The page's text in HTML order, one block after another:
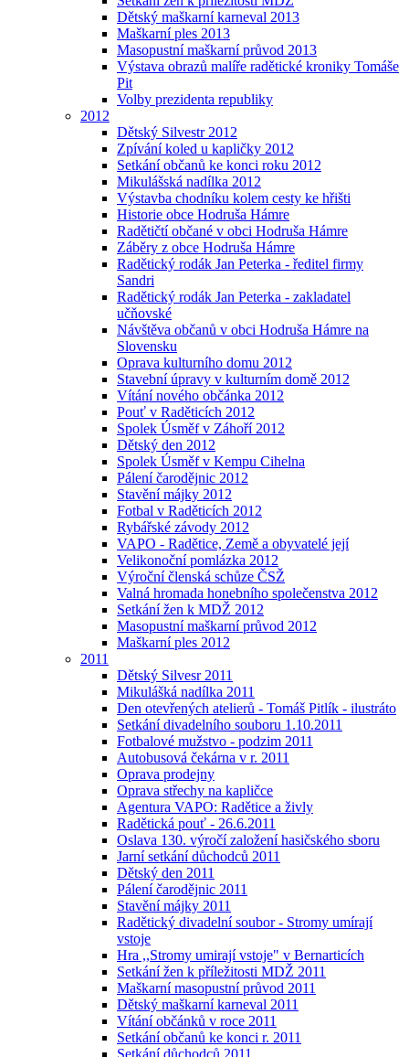
Dětský maškarní karneval 2013
Maškarní ples 2013
Masopustní maškarní průvod 2013
Výstava obrazů malíře radětické kroniky Tomáše
Pit
Volby prezidenta republiky
2012
Dětský Silvestr 2012
Zpívání koled u kapličky 2012
Setkání občanů ke konci roku 2012
Mikulášská nadílka 2012
Výstavba chodníku kolem cesty ke hřišti
Historie obce Hodruša Hámre
Radětičtí občané v obci Hodruša Hámre
Záběry z obce Hodruša Hámre
Radětický rodák Jan Peterka - ředitel firmy
Sandri
Radětický rodák Jan Peterka - zakladatel
učňovské
Návštěva občanů v obci Hodruša Hámre na
Slovensku
Oprava kulturního domu 2012
Stavební úpravy v kulturním domě 2012
Vítání nového občánka 2012
Pouť v Raděticích 2012
Spolek Úsměf v Záhoří 2012
Dětský den 2012
Spolek Úsměf v Kempu Cihelna
Pálení čarodějnic 2012
Stavění májky 2012
Fotbal v Raděticích 2012
Rybářské závody 2012
VAPO - Radětice, Země a obyvatelé její
Velikonoční pomlázka 2012
Výroční členská schůze ČSŽ
Valná hromada honebního společenstva 2012
Setkání žen k MDŽ 2012
Masopustní maškarní průvod 2012
Maškarní ples 2012
2011
Dětský Silvesr 2011
Mikulášká nadílka 2011
Den otevřených atelierů - Tomáš Pitlík - ilustráto
Setkání divadelního souboru 1.10.2011
Fotbalové mužstvo - podzim 2011
Autobusová čekárna v r. 2011
Oprava prodejny
Oprava střechy na kapličce
Agentura VAPO: Radětice a živly
Radětická pouť - 26.6.2011
Oslava 130. výročí založení hasičského sboru
Jarní setkání důchodců 2011
Dětský den 2011
Pálení čarodějnic 2011
Stavění májky 2011
Radětický divadelní soubor - Stromy umírají
vstoje
Hra ,,Stromy umirají vstoje" v Bernarticích
Setkání žen k příležitosti MDŽ 2011
Maškarní masopustní průvod 2011
Dětský maškarní karneval 2011
Vítání občánků v roce 2011
Setkání občanů ke konci r. 2011
Setkání důchodců 2011